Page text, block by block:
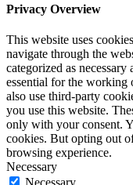
Privacy Overview
This website uses
navigate through the
categorized as
essential for the working
also use third-party
you use this website.
only with your consent.
cookies. But opting out
browsing experience.
Necessary
Necessary